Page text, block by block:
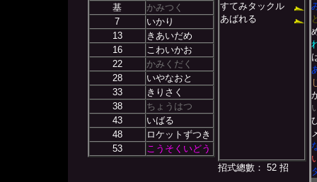
基
かみつく
7
いかり
13
きあいだめ
16
こわいかお
22
かみくだく
28
いやなおと
33
きりさく
38
ちょうはつ
43
いばる
48
ロケットずつき
53
こうそくいどう
すてみタックル
あばれる
招式總數： 52 招